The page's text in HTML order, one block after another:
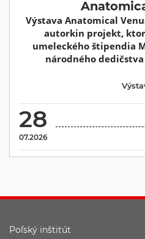
Výstava Anatomical
autorkin projekt,
umeleckého štipendia
národného
28
07.2026
Poľský inštitút